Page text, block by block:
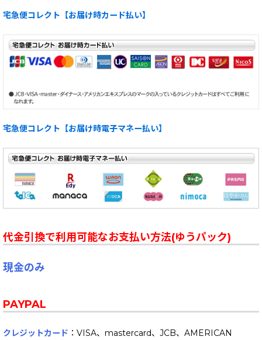
宅急便コレクト【お届け時カード払い】
宅急便コレクト【お届け時電子マネー払い】
代金引換で利用可能なお支払い方法(ゆうパック)
現金のみ
PAYPAL
クレジットカード ：VISA、mastercard、JCB、AMERICAN